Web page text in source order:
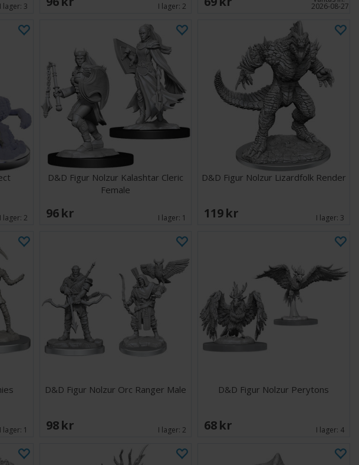
I lager: 3 I lager: 2 2026-08-27
I lager:2
D&D Figur Nolzur Kalashtar Cleric
Female
96 SEK I lager: 1
D&D Figur Nolzur Lizardfolk Render
119 SEK I lager: 3
I lager: 1
D&D Figur Nolzur Orc Ranger Male
98 SEK I lager: 2
D&D Figur Nolzur Perytons
68 SEK I lager: 4